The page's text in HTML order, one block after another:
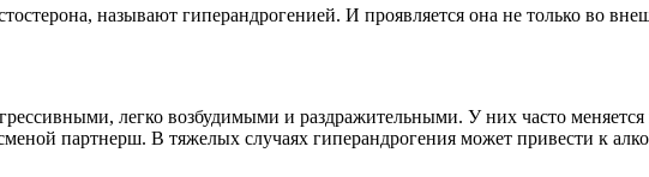
называют гиперандрогенией. И проявляется она не только во
легко возбудимыми и раздражительными. У них часто
партнерш. В тяжелых случаях гиперандрогения может привести к